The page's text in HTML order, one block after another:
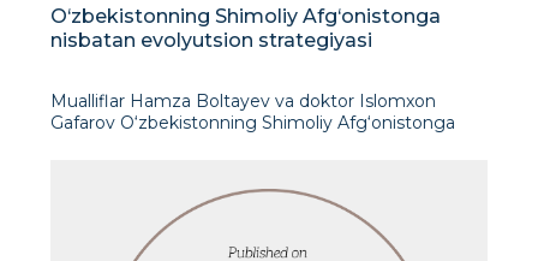
O‘zbekistonning Shimoliy Afg‘onistonga
nisbatan evolyutsion strategiyasi
Mualliflar Hamza Boltayev va doktor Islomxon
Gafarov O‘zbekistonning Shimoliy Afg‘onistonga
asoslanganini ta’kidlaydilar. Ularning fikr